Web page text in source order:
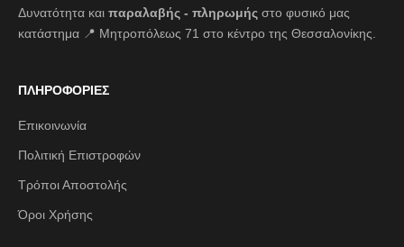
Δυνατότητα και παραλαβής - πληρωμής στο φυσικό μας
κατάστημα 📍 Μητροπόλεως 71 στο κέντρο της Θεσσαλονίκης.
ΠΛΗΡΟΦΟΡΙΕΣ
Επικοινωνία
Πολιτική Επιστροφών
Τρόποι Αποστολής
Όροι Χρήσης